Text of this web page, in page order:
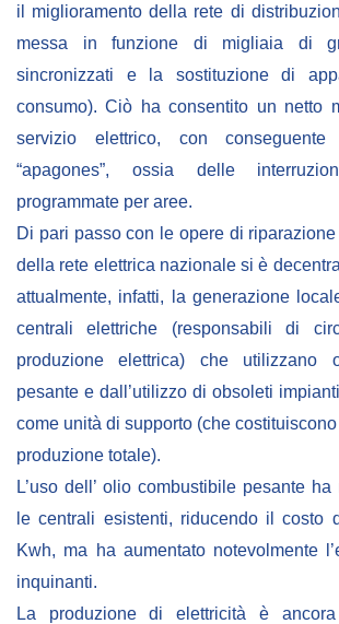
MEDIA
Foto
Video
Audio
BIBLIOTECA
Catalogo
Pubblicazioni
OPPORTUNITÀ
Bandi
Borse di studio
Alta Formazione
Albo fornitori
il miglioramento della rete di
messa in funzione di migliaia di
sincronizzati e la sostituzione di
consumo). Ciò ha consentito un netto
servizio elettrico, con
“apagones”, ossia delle
programmate per aree.
Di pari passo con le opere di
della rete elettrica nazionale si è
attualmente, infatti, la generazione
centrali elettriche (responsabili di
produzione elettrica) che utilizzano
pesante e dall’utilizzo di obsoleti
come unità di supporto (che
produzione totale).
L’uso dell’ olio combustibile pesante
le centrali esistenti, riducendo il costo
Kwh, ma ha aumentato notevolmente
inquinanti.
La produzione di elettricità è ancora